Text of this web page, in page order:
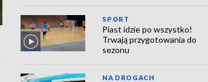
SPORT
Piast idzie po wszystko!
Trwają przygotowania do
sezonu
NA DROGACH